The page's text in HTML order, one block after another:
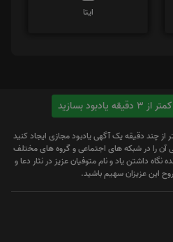
ایتا
بسازید
از چند دقیقه یک آگهی یادبود مجازی ایجاد کنید
آن را در شبکه های اجتماعی و گروه های مختلف
نگاه داشتن یاد و نام متوفیان عزیز در نثار دعا و
این عزیزان سهیم باشید.